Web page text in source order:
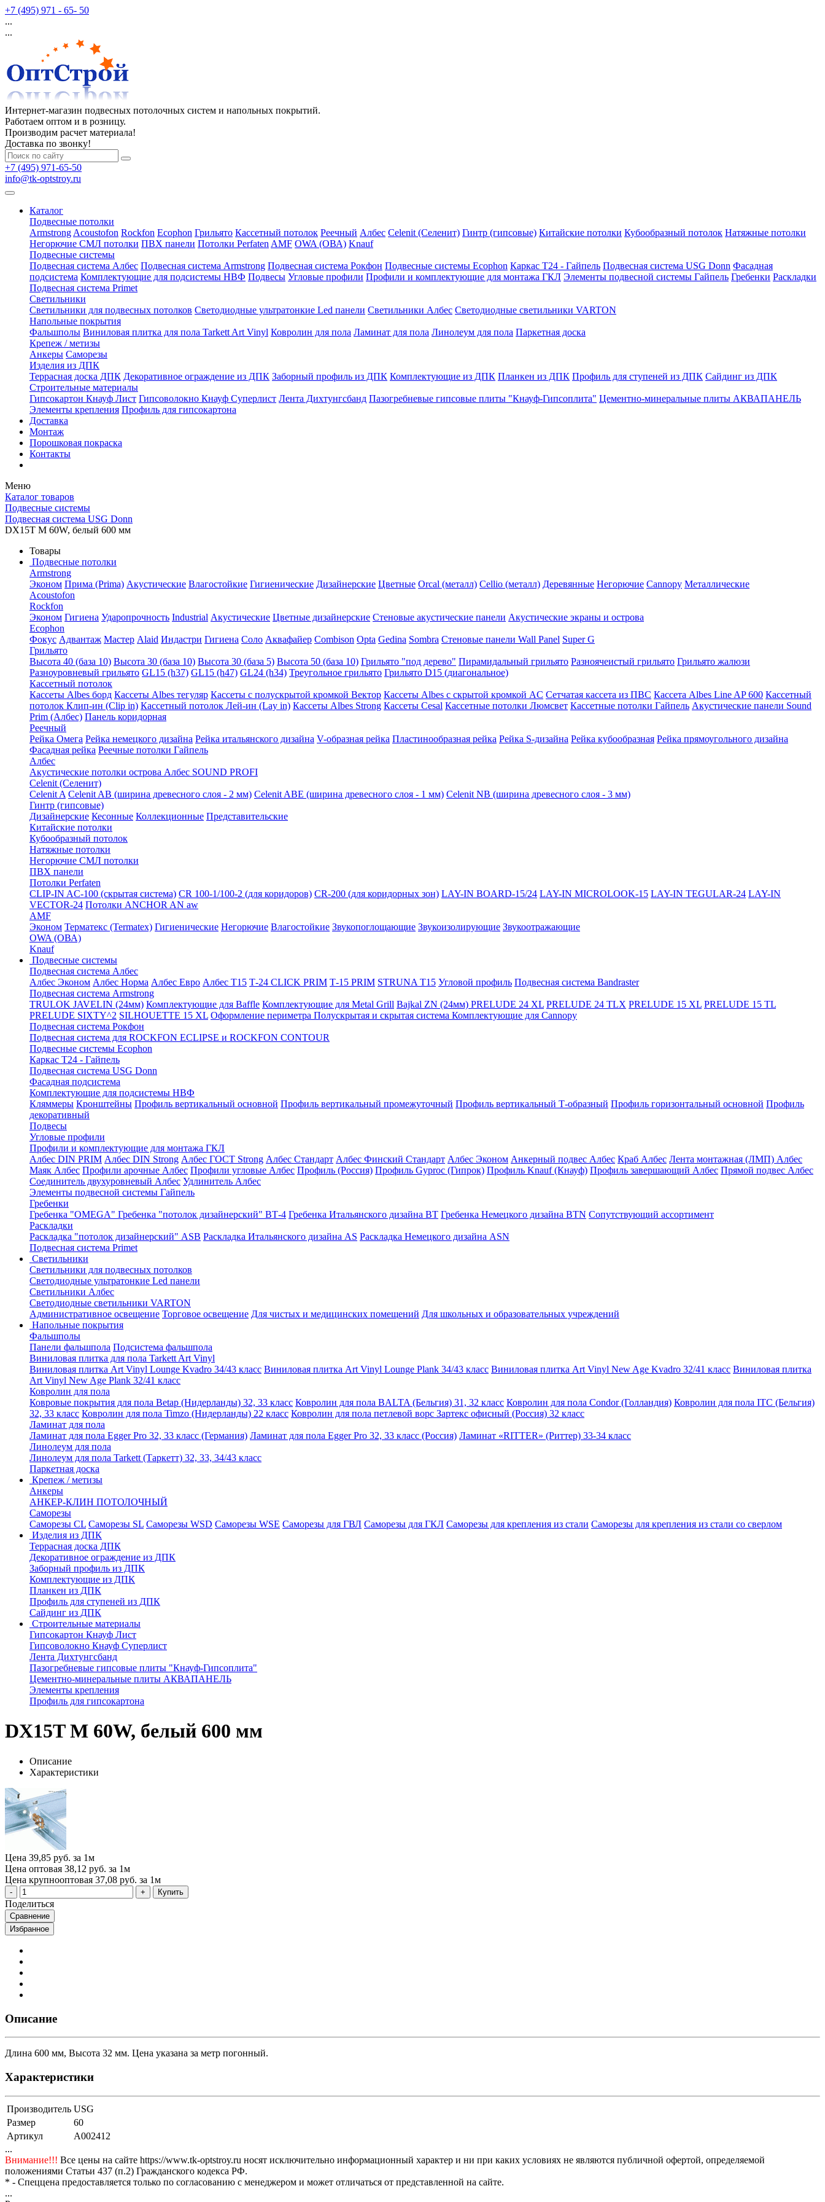
+7 (495) 971 - 65- 50
...
...
Интернет-магазин подвесных потолочных систем и напольных покрытий.
Работаем оптом и в розницу.
Производим расчет материала!
Доставка по звонку!
+7 (495) 971-65-50
info@tk-optstroy.ru
Каталог
Подвесные потолки
Armstrong Acoustofon Rockfon Ecophon Грильято Кассетный потолок Реечный Албес Celenit (Селенит) Гинтр (гипсовые) Китайские потолки Кубообразный потолок Натяжные потолки
Негорючие СМЛ потолки ПВХ панели Потолки Perfaten AMF OWA (ОВА) Knauf
Подвесные системы
Подвесная система Албес Подвесная система Armstrong Подвесная система Рокфон Подвесные системы Ecophon Каркас Т24 - Гайпель Подвесная система USG Donn Фасадная
подсистема Комплектующие для подсистемы НВФ Подвесы Угловые профили Профили и комплектующие для монтажа ГКЛ Элементы подвесной системы Гайпель Гребенки Раскладки
Подвесная система Primet
Светильники
Светильники для подвесных потолков Светодиодные ультратонкие Led панели Светильники Албес Светодиодные светильники VARTON
Напольные покрытия
Фальшполы Виниловая плитка для пола Tarkett Art Vinyl Ковролин для пола Ламинат для пола Линолеум для пола Паркетная доска
Крепеж / метизы
Анкеры Саморезы
Изделия из ДПК
Террасная доска ДПК Декоративное ограждение из ДПК Заборный профиль из ДПК Комплектующие из ДПК Планкен из ДПК Профиль для ступеней из ДПК Сайдинг из ДПК
Строительные материалы
Гипсокартон Кнауф Лист Гипсоволокно Кнауф Суперлист Лента Дихтунгсбанд Пазогребневые гипсовые плиты "Кнауф-Гипсоплита" Цементно-минеральные плиты АКВАПАНЕЛЬ
Элементы крепления Профиль для гипсокартона
Доставка
Монтаж
Порошковая покраска
Контакты
Меню
Каталог товаров
Подвесные системы
Подвесная система USG Donn
DX15T M 60W, белый 600 мм
Товары
Подвесные потолки
Armstrong
Эконом Прима (Prima) Акустические Влагостойкие Гигиенические Дизайнерские Цветные Orcal (металл) Cellio (металл) Деревянные Негорючие Cannopy Металлические
Acoustofon
Rockfon
Эконом Гигиена Ударопрочность Industrial Акустические Цветные дизайнерские Стеновые акустические панели Акустические экраны и острова
Ecophon
Фокус Адвантаж Мастер Alaid Индастри Гигиена Соло Аквафайер Combison Opta Gedina Sombra Стеновые панели Wall Panel Super G
Грильято
Высота 40 (база 10) Высота 30 (база 10) Высота 30 (база 5) Высота 50 (база 10) Грильято "под дерево" Пирамидальный грильято Разноячеистый грильято Грильято жалюзи
Разноуровневый грильято GL15 (h37) GL15 (h47) GL24 (h34) Треугольное грильято Грильято D15 (диагональное)
Кассетный потолок
Кассеты Albes борд Кассеты Albes тегуляр Кассеты с полускрытой кромкой Вектор Кассеты Albes с скрытой кромкой AC Сетчатая кассета из ПВС Кассета Albes Line AP 600 Кассетный
потолок Клип-ин (Clip in) Кассетный потолок Лей-ин (Lay in) Кассеты Albes Strong Кассеты Cesal Кассетные потолки Люмсвет Кассетные потолки Гайпель Акустические панели Sound
Prim (Албес) Панель коридорная
Реечный
Рейка Омега Рейка немецкого дизайна Рейка итальянского дизайна V-образная рейка Пластинообразная рейка Рейка S-дизайна Рейка кубообразная Рейка прямоугольного дизайна
Фасадная рейка Реечные потолки Гайпель
Албес
Акустические потолки острова Албес SOUND PROFI
Celenit (Селенит)
Celenit A Celenit AB (ширина древесного слоя - 2 мм) Celenit ABE (ширина древесного слоя - 1 мм) Celenit NB (ширина древесного слоя - 3 мм)
Гинтр (гипсовые)
Дизайнерские Кесонные Коллекционные Представительские
Китайские потолки
Кубообразный потолок
Натяжные потолки
Негорючие СМЛ потолки
ПВХ панели
Потолки Perfaten
CLIP-IN AC-100 (скрытая система) CR 100-1/100-2 (для коридоров) CR-200 (для коридорных зон) LAY-IN BOARD-15/24 LAY-IN MICROLOOK-15 LAY-IN TEGULAR-24 LAY-IN
VECTOR-24 Потолки ANCHOR AN aw
AMF
Эконом Терматекс (Termatex) Гигиенические Негорючие Влагостойкие Звукопоглощающие Звукоизолирующие Звукоотражающие
OWA (ОВА)
Knauf
Подвесные системы
Подвесная система Албес
Албес Эконом Албес Норма Албес Евро Албес T15 Т-24 CLICK PRIM Т-15 PRIM STRUNA Т15 Угловой профиль Подвесная система Bandraster
Подвесная система Armstrong
TRULOK JAVELIN (24мм) Комплектующие для Baffle Комплектующие для Metal Grill Bajkal ZN (24мм) PRELUDE 24 XL PRELUDE 24 TLX PRELUDE 15 XL PRELUDE 15 TL
PRELUDE SIXTY^2 SILHOUETTE 15 XL Оформление периметра Полускрытая и скрытая система Комплектующие для Cannopy
Подвесная система Рокфон
Подвесная система для ROCKFON ECLIPSE и ROCKFON CONTOUR
Подвесные системы Ecophon
Каркас Т24 - Гайпель
Подвесная система USG Donn
Фасадная подсистема
Комплектующие для подсистемы НВФ
Кляммеры Кронштейны Профиль вертикальный основной Профиль вертикальный промежуточный Профиль вертикальный Т-образный Профиль горизонтальный основной Профиль
декоративный
Подвесы
Угловые профили
Профили и комплектующие для монтажа ГКЛ
Албес DIN PRIM Албес DIN Strong Албес ГОСТ Strong Албес Стандарт Албес Финский Стандарт Албес Эконом Анкерный подвес Албес Краб Албес Лента монтажная (ЛМП) Албес
Маяк Албес Профили арочные Албес Профили угловые Албес Профиль (Россия) Профиль Gyproc (Гипрок) Профиль Knauf (Кнауф) Профиль завершающий Албес Прямой подвес Албес
Соединитель двухуровневый Албес Удлинитель Албес
Элементы подвесной системы Гайпель
Гребенки
Гребенка "OMEGA" Гребенка "потолок дизайнерский" ВТ-4 Гребенка Итальянского дизайна BT Гребенка Немецкого дизайна ВТN Сопутствующий ассортимент
Раскладки
Раскладка "потолок дизайнерский" ASB Раскладка Итальянского дизайна AS Раскладка Немецкого дизайна АSN
Подвесная система Primet
Светильники
Светильники для подвесных потолков
Светодиодные ультратонкие Led панели
Светильники Албес
Светодиодные светильники VARTON
Административное освещение Торговое освещение Для чистых и медицинских помещений Для школьных и образовательных учреждений
Напольные покрытия
Фальшполы
Панели фальшпола Подсистема фальшпола
Виниловая плитка для пола Tarkett Art Vinyl
Виниловая плитка Art Vinyl Lounge Kvadro 34/43 класс Виниловая плитка Art Vinyl Lounge Plank 34/43 класс Виниловая плитка Art Vinyl New Age Kvadro 32/41 класс Виниловая плитка
Art Vinyl New Age Plank 32/41 класс
Ковролин для пола
Ковровые покрытия для пола Betap (Нидерланды) 32, 33 класс Ковролин для пола BALTA (Бельгия) 31, 32 класс Ковролин для пола Condor (Голландия) Ковролин для пола ITC (Бельгия)
32, 33 класс Ковролин для пола Timzo (Нидерланды) 22 класс Ковролин для пола петлевой ворс Зартекс офисный (Россия) 32 класс
Ламинат для пола
Ламинат для пола Egger Pro 32, 33 класс (Германия) Ламинат для пола Egger Pro 32, 33 класс (Россия) Ламинат «RITTER» (Риттер) 33-34 класс
Линолеум для пола
Линолеум для пола Tarkett (Таркетт) 32, 33, 34/43 класс
Паркетная доска
Крепеж / метизы
Анкеры
АНКЕР-КЛИН ПОТОЛОЧНЫЙ
Саморезы
Саморезы CL Саморезы SL Саморезы WSD Саморезы WSE Саморезы для ГВЛ Саморезы для ГКЛ Саморезы для крепления из стали Саморезы для крепления из стали со сверлом
Изделия из ДПК
Террасная доска ДПК
Декоративное ограждение из ДПК
Заборный профиль из ДПК
Комплектующие из ДПК
Планкен из ДПК
Профиль для ступеней из ДПК
Сайдинг из ДПК
Строительные материалы
Гипсокартон Кнауф Лист
Гипсоволокно Кнауф Суперлист
Лента Дихтунгсбанд
Пазогребневые гипсовые плиты "Кнауф-Гипсоплита"
Цементно-минеральные плиты АКВАПАНЕЛЬ
Элементы крепления
Профиль для гипсокартона
DX15T M 60W, белый 600 мм
Описание
Характеристики
Цена 39,85 руб. за 1м
Цена оптовая 38,12 руб. за 1м
Цена крупнооптовая 37,08 руб. за 1м
Купить
Поделиться
Сравнение
Избранное
Описание
Длина 600 мм, Высота 32 мм. Цена указана за метр погонный.
Характеристики
Производитель USG
Размер
60
Артикул
A002412
...
Внимание!!! Все цены на сайте https://www.tk-optstroy.ru носят исключительно информационный характер и ни при каких условиях не являются публичной офертой, определяемой
положениями Статьи 437 (п.2) Гражданского кодекса РФ.
* - Спеццена предоставляется только по согласованию с менеджером и может отличаться от представленной на сайте.
...